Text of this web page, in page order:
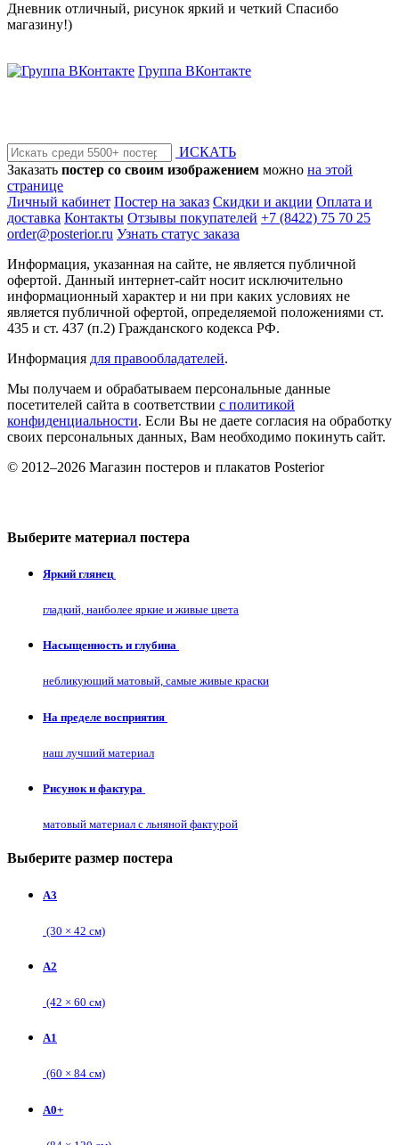
Дневник отличный, рисунок яркий и четкий Спасибо
магазину!)
Группа ВКонтакте
ИСКАТЬ
Заказать постер со своим изображением можно на этой
странице
Личный кабинет Постер на заказ Скидки и акции Оплата и
доставка Контакты Отзывы покупателей +7 (8422) 75 70 25
order@posterior.ru Узнать статус заказа
Информация, указанная на сайте, не является публичной
офертой. Данный интернет-сайт носит исключительно
информационный характер и ни при каких условиях не
является публичной офертой, определяемой положениями ст.
435 и ст. 437 (п.2) Гражданского кодекса РФ.
Информация для правообладателей.
Мы получаем и обрабатываем персональные данные
посетителей сайта в соответствии с политикой
конфиденциальности. Если Вы не даете согласия на обработку
своих персональных данных, Вам необходимо покинуть сайт.
© 2012–2026 Магазин постеров и плакатов Posterior
Выберите материал постера
Яркий глянец
гладкий, наиболее яркие и живые цвета
Насыщенность и глубина
небликующий матовый, самые живые краски
На пределе восприятия
наш лучший материал
Рисунок и фактура
матовый материал с льняной фактурой
Выберите размер постера
А3
(30 × 42 см)
А2
(42 × 60 см)
А1
(60 × 84 см)
А0+